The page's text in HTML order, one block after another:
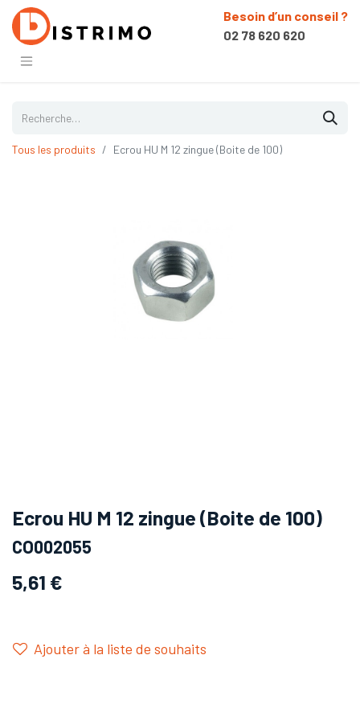
Besoin d’un conseil ?
02 78 620 620
Tous les produits Ecrou HU M 12 zingue (Boite de 100)
Ecrou HU M 12 zingue (Boite de 100)
CO002055
5,61 €
Ajouter à la liste de souhaits